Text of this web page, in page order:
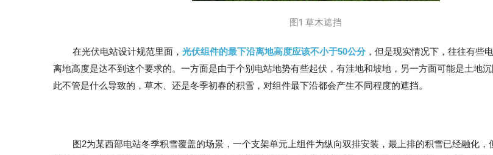
图1 草木遮挡
在光伏电站设计规范里面， 光伏组件的最下沿离地高度应该不小于50公分 ，但是现实情况下，往往有些
离地高度是达不到这个要求的。一方面是由于个别电站地势有些起伏，有洼地和坡地，另一方面可能是土地
此不管是什么导致的，草木、还是冬季初春的积雪，对组件最下沿都会产生不同程度的遮挡。
图2为某西部电站冬季积雪覆盖的场景，一个支架单元上组件为纵向双排安装，最上排的积雪已经融化，